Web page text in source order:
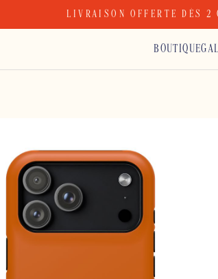
LIVRAISON OFFERTE DÈS 2
BOUTIQUE